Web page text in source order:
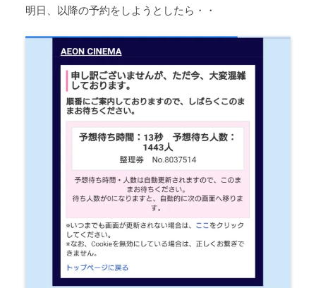
明日、以降の予約をしようとしたら・・